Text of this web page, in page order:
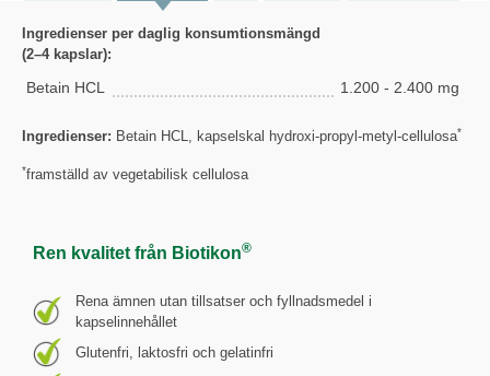
Ingredienser per daglig konsumtionsmängd
(2–4 kapslar):
Betain HCL 1.200 - 2.400 mg
Ingredienser: Betain HCL, kapselskal hydroxi-propyl-metyl-cellulosa*
*framställd av vegetabilisk cellulosa
Ren kvalitet från Biotikon®
Rena ämnen utan tillsatser och fyllnadsmedel i
kapselinnehållet
Glutenfri, laktosfri och gelatinfri